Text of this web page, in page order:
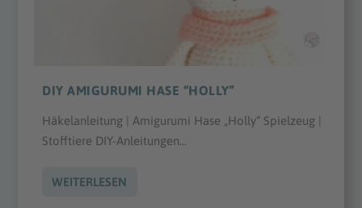
DIY AMIGURUMI HASE “HOLLY”
Häkelanleitung | Amigurumi Hase „Holly“ Spielzeug |
Stofftiere DIY-Anleitungen...
WEITERLESEN